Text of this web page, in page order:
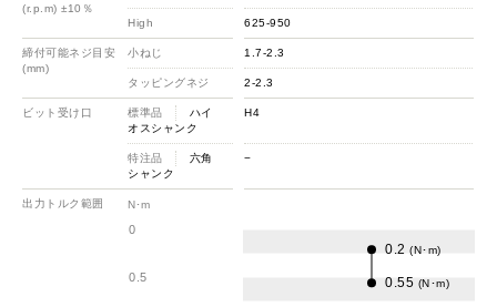
(r.p.m) ±10％
High
締付可能ネジ目安
(mm)
小ねじ
タッピングネジ
ビット受け口 標準品
ハイ
オスシャンク
特注品
六角
シャンク
出力トルク範囲
0
0.5
N･m
625-950
1.7-2.3
2-2.3
H4
−
0.2 (N･m)
0.55 (N･m)